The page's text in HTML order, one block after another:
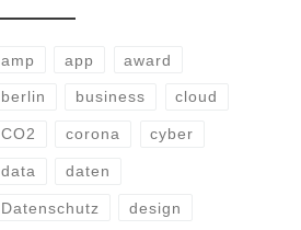
amp app award
berlin business cloud
CO2 corona cyber
data daten
Datenschutz design